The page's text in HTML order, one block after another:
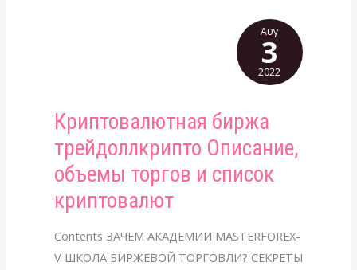
Криптовалютная биржа
трейдоллкрипто Описание,
объемы торгов и список
криптовалют
Contents ЗАЧЕМ АКАДЕМИИ MASTERFOREX-
V ШКОЛА БИРЖЕВОЙ ТОРГОВЛИ? СЕКРЕТЫ
Криптовалютная
биржа
трейдоллкрипто
Описание,
объемы
Αυγ
3
2022